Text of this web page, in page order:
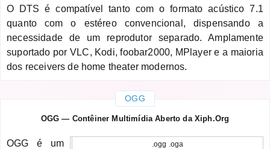
O DTS é compatível tanto com o formato acústico 7.1
quanto com o estéreo convencional, dispensando a
necessidade de um reprodutor separado. Amplamente
suportado por VLC, Kodi, foobar2000, MPlayer e a maioria
dos receivers de home theater modernos.
OGG
OGG — Contêiner Multimídia Aberto da Xiph.Org
.ogg .oga
OGG é um